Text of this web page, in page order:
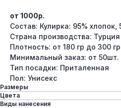
от 1000р.
Состав: Кулирка: 95% хлопок,
Страна производства: Турция
Плотность: от 180 гр до 300 гр
Минимальный заказ: от 50шт.
Тип посадки: Приталенная
Пол: Унисекс
Размеры
Цвета
Виды нанесения